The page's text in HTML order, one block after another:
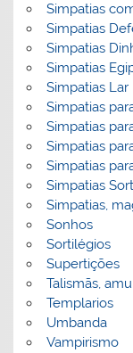
Simpatias
Simpatias
Simpatias
Simpatias
Simpatias Lar
Simpatias
Simpatias
Simpatias
Simpatias
Simpatias
Simpatias,
Sonhos
Sortilégios
Supertições
Talismãs,
Templarios
Umbanda
Vampirismo